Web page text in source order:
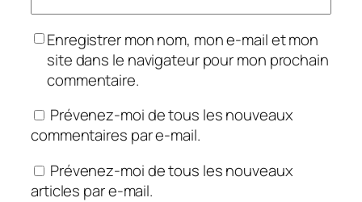
Enregistrer mon nom, mon e-mail et mon
site dans le navigateur pour mon prochain
commentaire.
Prévenez-moi de tous les nouveaux
commentaires par e-mail.
Prévenez-moi de tous les nouveaux
articles par e-mail.